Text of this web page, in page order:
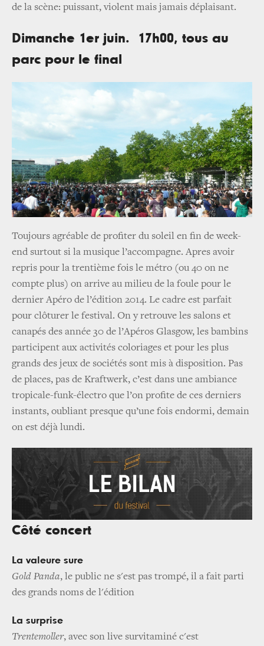
de la scène: puissant, violent mais jamais déplaisant.
Dimanche 1er juin. 17h00, tous au
parc pour le final
Toujours agréable de profiter du soleil en fin de week-
end surtout si la musique l’accompagne. Apres avoir
repris pour la trentième fois le métro (ou 40 on ne
compte plus) on arrive au milieu de la foule pour le
dernier Apéro de l’édition 2014. Le cadre est parfait
pour clôturer le festival. On y retrouve les salons et
canapés des année 30 de l’Apéros Glasgow, les bambins
participent aux activités coloriages et pour les plus
grands des jeux de sociétés sont mis à disposition. Pas
de places, pas de Kraftwerk, c’est dans une ambiance
tropicale-funk-électro que l’on profite de ces derniers
instants, oubliant presque qu’une fois endormi, demain
on est déjà lundi.
Côté concert
La valeure sure
Gold Panda, le public ne s'est pas trompé, il a fait parti
des grands noms de l'édition
La surprise
Trentemoller, avec son live survitaminé c'est